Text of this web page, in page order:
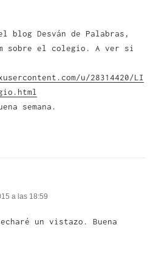
blog Desván de Palabras,
sobre el colegio. A ver si
u/28314420/LI
semana.
a las 18:59
un vistazo. Buena